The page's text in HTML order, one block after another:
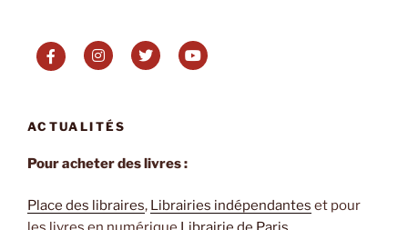
de
l’Armée
ACTUALITÉS
Pour acheter des livres :
Place des libraires, Librairies indépendantes et pour